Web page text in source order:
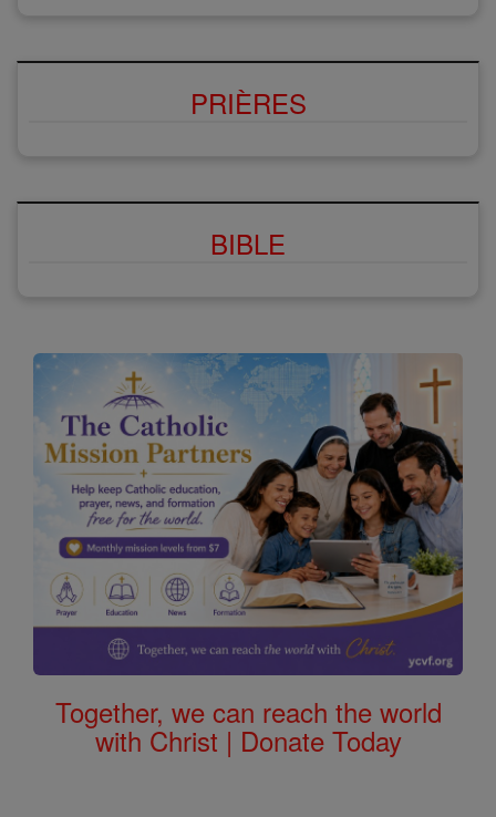
PRIÈRES
BIBLE
Together, we can reach the world
with Christ | Donate Today